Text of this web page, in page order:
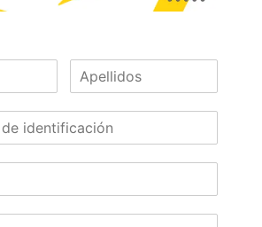
en la zona urbana de las ciudades donde
de mercancía sujeta a verificación de